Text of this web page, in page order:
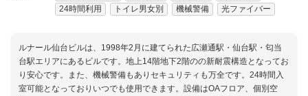
24時間利用
トイレ男女別 機械警備 光ファイバー
ルナール仙台ビルは、1998年2月に建てられた広瀬通駅・仙台駅・匂当
台駅エリアにあるビルです。地上14階地下2階のの新耐震構造となってお
り安心です。また、機械警備もありセキュリティも万全です。24時間入
室可能となっておりいつでも使用できます。設備はOAフロア、個別空